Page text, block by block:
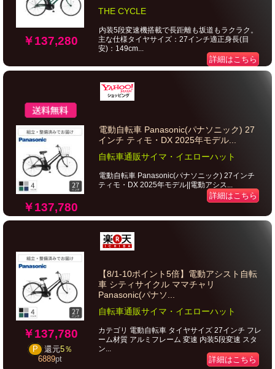
￥137,280
THE CYCLE
内装5段変速機搭載で長距離も坂道もラクラク。
主な仕様タイヤサイズ：27インチ適正身長(目
安)：149cm...
詳細はこちら
￥137,780
電動自転車 Panasonic(パナソニック) 27
インチ ティモ・DX 2025年モデル...
自転車通販サイマ・イエローハット
電動自転車 Panasonic(パナソニック) 27インチ
ティモ・DX 2025年モデル||電動アシス...
詳細はこちら
￥137,780
P 還元5％
6889pt
【8/1-10ポイント5倍】電動アシスト自転
車 シティサイクル ママチャリ
Panasonic(パナソ...
自転車通販サイマ・イエローハット
カテゴリ 電動自転車 タイヤサイズ 27インチ フレ
ーム材質 アルミフレーム 変速 内装5段変速 スタ
ン...
詳細はこちら